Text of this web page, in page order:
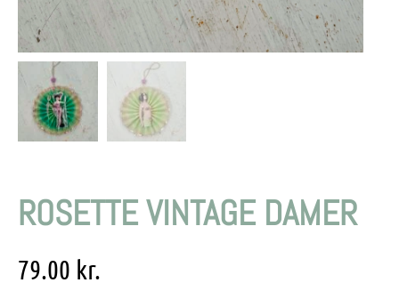
ROSETTE VINTAGE DAMER
79.00 kr.